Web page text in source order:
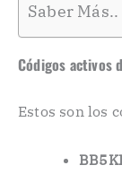
Saber Más..
Códigos activos
Estos son los